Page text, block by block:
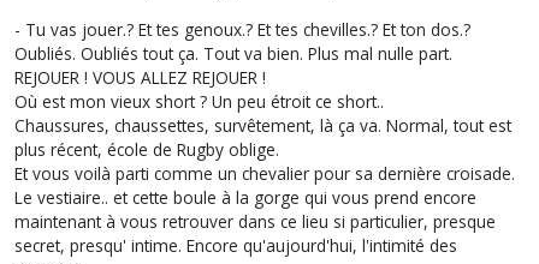
- Tu vas jouer.? Et tes genoux.? Et tes chevilles.? Et ton dos.?
Oubliés. Oubliés tout ça. Tout va bien. Plus mal nulle part.
REJOUER ! VOUS ALLEZ REJOUER !
Où est mon vieux short ? Un peu étroit ce short..
Chaussures, chaussettes, survêtement, là ça va. Normal, tout est
plus récent, école de Rugby oblige.
Et vous voilà parti comme un chevalier pour sa dernière croisade.
Le vestiaire.. et cette boule à la gorge qui vous prend encore
maintenant à vous retrouver dans ce lieu si particulier, presque
secret, presqu' intime. Encore qu'aujourd'hui, l'intimité des